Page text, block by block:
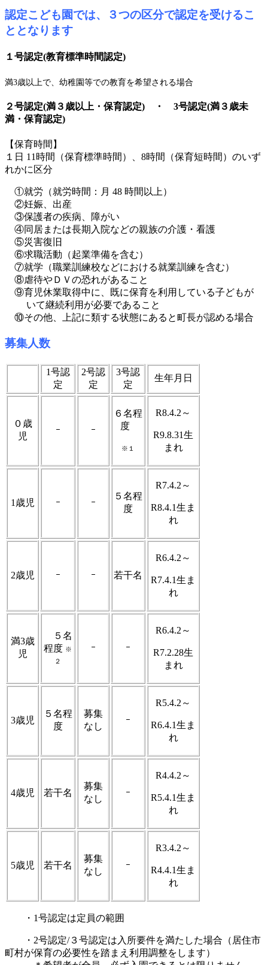
認定こども園では、３つの区分で認定を受けるこ
ととなります
１号認定(教育標準時間認定)
満3歳以上で、幼稚園等での教育を希望される場合
２号認定(満３歳以上・保育認定) ・ 3号認定(満３歳未
満・保育認定)
【保育時間】
１日 11時間（保育標準時間）、8時間（保育短時間）のいず
れかに区分
①就労（就労時間：月 48 時間以上）
②妊娠、出産
③保護者の疾病、障がい
④同居または長期入院などの親族の介護・看護
⑤災害復旧
⑥求職活動（起業準備を含む）
⑦就学（職業訓練校などにおける就業訓練を含む）
⑧虐待やＤＶの恐れがあること
⑨育児休業取得中に、既に保育を利用している子どもが
いて継続利用が必要であること
⑩その他、上記に類する状態にあると町長が認める場合
募集人数
1号認
定
2号認
定
3号認
定
生年月日
０歳
児
ｰ ｰ
６名程
度
※１
R8.4.2～
R9.8.31生
まれ
1歳児 ｰ ｰ
５名程
度
R7.4.2～
R8.4.1生ま
れ
2歳児 ｰ ｰ 若干名
R6.4.2～
R7.4.1生ま
れ
満3歳
児
５名
程度 ※
２
ｰ ｰ
R6.4.2～
R7.2.28生
まれ
3歳児
５名程
度
募集
なし
ｰ
R5.4.2～
R6.4.1生ま
れ
4歳児 若干名
募集
なし
ｰ
R4.4.2～
R5.4.1生ま
れ
5歳児 若干名
募集
なし
ｰ
R3.4.2～
R4.4.1生ま
れ
・1号認定は定員の範囲
・2号認定/３号認定は入所要件を満たした場合（居住市
町村が保育の必要性を踏まえ利用調整をします）